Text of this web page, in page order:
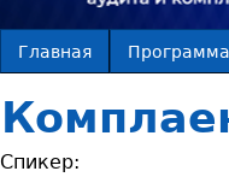
Главная Программа
Спикер: